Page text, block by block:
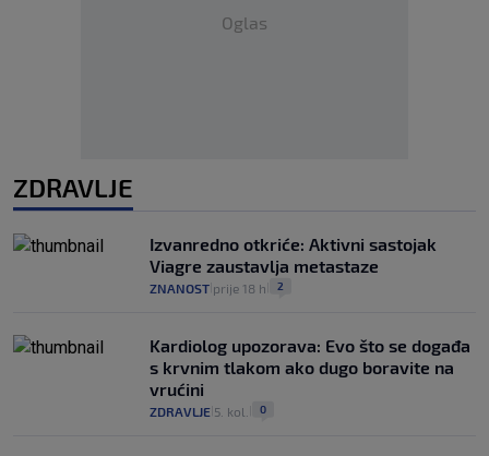
Oglas
ZDRAVLJE
Izvanredno otkriće: Aktivni sastojak
Viagre zaustavlja metastaze
ZNANOST prije 18 h 2
Kardiolog upozorava: Evo što se događa
s krvnim tlakom ako dugo boravite na
vrućini
ZDRAVLJE 5. kol. 0